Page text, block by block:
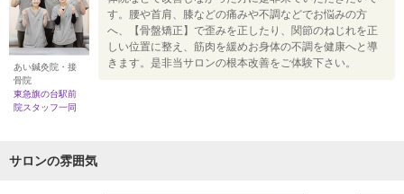
あい鍼灸院・接
骨院
東急旗の台駅前
院スタッフ一同
す。腰や首肩、膝などの痛みや不調などでお悩みの方
へ、【骨盤矯正】で歪みを正したり、関節のねじれを正
しい位置に整え、筋肉を緩めお身体の不調を健康へと導
きます。是非当サロンの根本改善をご体験下さい。
サロンの雰囲気